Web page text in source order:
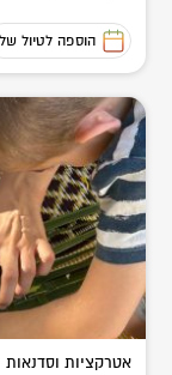
הוספה לטיול
אטרקציות וסדנאות